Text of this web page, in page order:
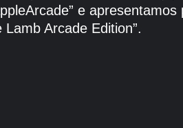
e
Arcade Edition”.